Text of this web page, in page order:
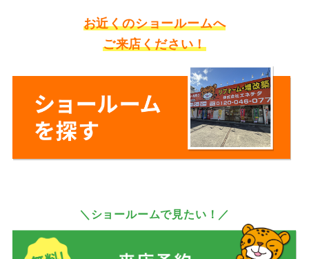
お近くのショールームへ
ご来店ください！
＼ショールームで見たい！／